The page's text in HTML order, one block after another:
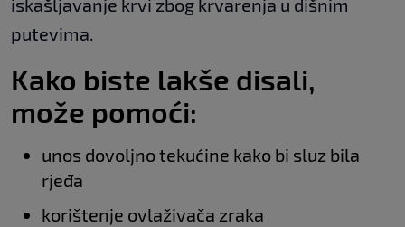
iskašljavanje krvi zbog krvarenja u dišnim
putevima.
Kako biste lakše disali,
može pomoći:
unos dovoljno tekućine kako bi sluz bila
rjeđa
korištenje ovlaživača zraka